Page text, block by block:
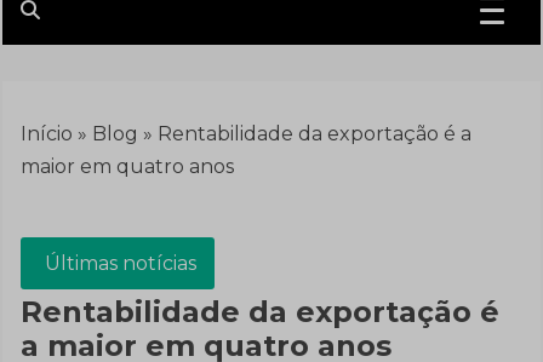
Minerales
Início » Blog » Rentabilidade da exportação é a
maior em quatro anos
Últimas notícias
Rentabilidade da exportação é
a maior em quatro anos